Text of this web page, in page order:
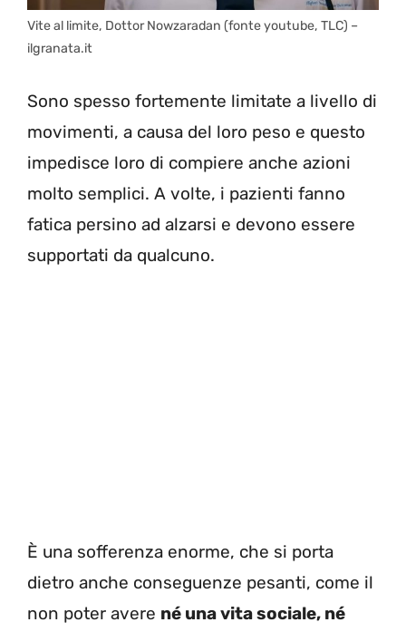
Vite al limite, Dottor Nowzaradan (fonte youtube, TLC) –
ilgranata.it
Sono spesso fortemente limitate a livello di
movimenti, a causa del loro peso e questo
impedisce loro di compiere anche azioni
molto semplici. A volte, i pazienti fanno
fatica persino ad alzarsi e devono essere
supportati da qualcuno.
È una sofferenza enorme, che si porta
dietro anche conseguenze pesanti, come il
non poter avere né una vita sociale, né